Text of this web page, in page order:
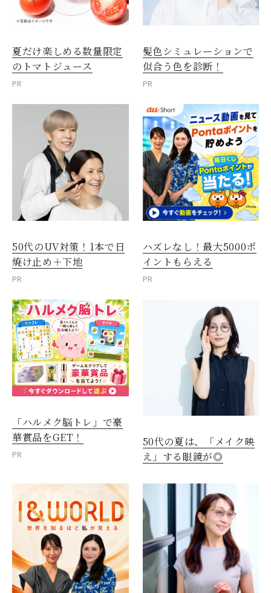
夏だけ楽しめる数量限定
のトマトジュース
PR
髪色シミュレーションで
似合う色を診断！
PR
50代のUV対策！1本で日
焼け止め＋下地
PR
ハズレなし！最大5000ポ
イントもらえる
PR
「ハルメク脳トレ」で豪
華賞品をGET！
PR
50代の夏は、「メイク映
え」する眼鏡が◎